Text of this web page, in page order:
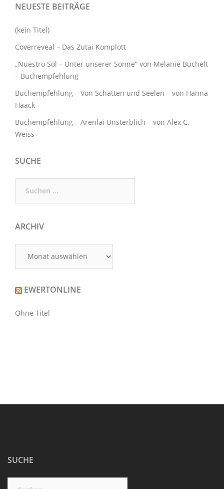
NEUESTE BEITRÄGE
(kein Titel)
Coverreveal – Das Zutai Komplott
„Nuestro Sol – Unter unserer Sonne“ von Melanie Buchelt
– Buchempfehlung
Buchempfehlung – Von Schatten und Seelen – von Hanna
Haack
Buchempfehlung – Arenlai Unsterblich – von Alex C.
Weiss
SUCHE
nach:
ARCHIV
EWERTONLINE
Ohne Titel
SUCHE